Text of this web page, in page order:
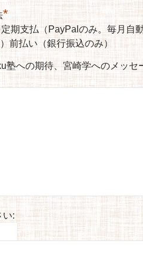
*
期支払（PayPalのみ。毎月自
前払い（銀行振込のみ）
塾への期待、宮崎学へのメッセ
い: